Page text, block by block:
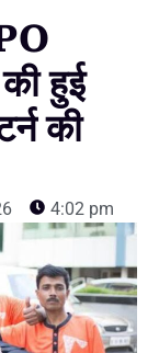
हुई
की
4:02 pm